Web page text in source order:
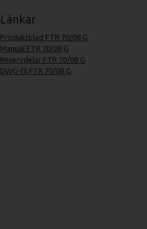
Länkar
Produktblad FTR 70/08 G
Manual FTR 70/08 G
Reservdelar FTR 70/08 G
DWG-fil FTR 70/08 G